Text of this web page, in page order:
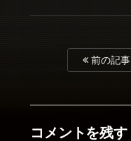
前の記事
コメントを残す